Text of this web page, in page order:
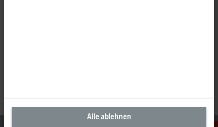
Alle ablehnen